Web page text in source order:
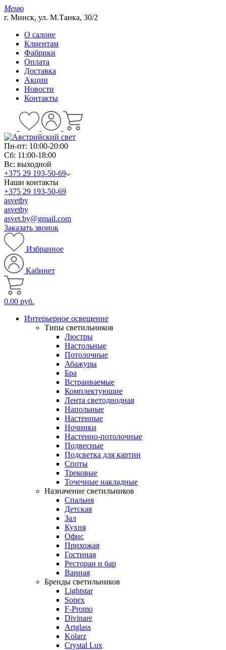
Меню
г. Минск, ул. М.Танка, 30/2
О салоне
Клиентам
Фабрики
Оплата
Доставка
Акции
Новости
Контакты
Пн-пт: 10:00-20:00
Сб: 11:00-18:00
Вс: выходной
+375 29 193-50-69
Наши контакты
+375 29 193-50-69
asvetby
asvetby
asvet.by@gmail.com
Заказать звонок
Избранное
Кабинет
0.00 руб.
Интерьерное освещение
Типы светильников
Люстры
Настольные
Потолочные
Абажуры
Бра
Встраиваемые
Комплектующие
Лента светодиодная
Напольные
Настенные
Ночники
Настенно-потолочные
Подвесные
Подсветка для картин
Споты
Трековые
Точечные накладные
Назначение светильников
Спальня
Детская
Зал
Кухня
Офис
Прихожая
Гостиная
Ресторан и бар
Ванная
Бренды светильников
Lightstar
Sonex
F-Promo
Divinare
Artglass
Kolarz
Crystal Lux